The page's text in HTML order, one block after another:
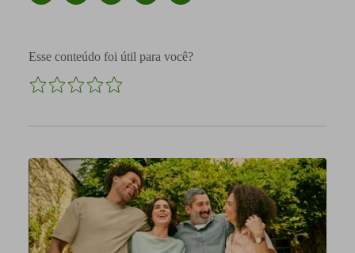
Esse conteúdo foi útil para você?